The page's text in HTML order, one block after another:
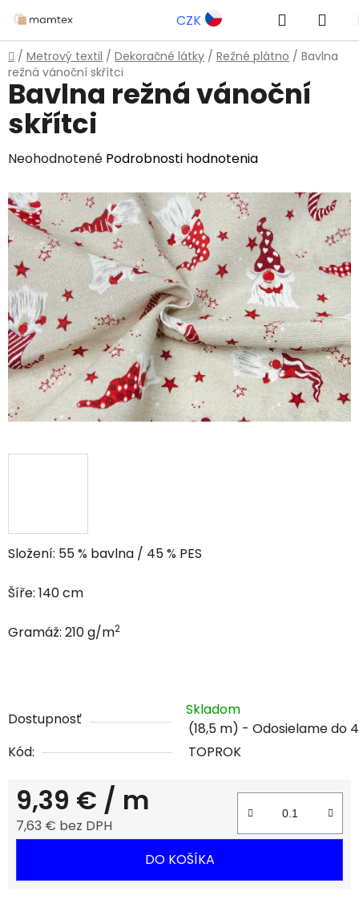
na
obsah
CZK Hľadať
Domov
/ Metrový textil / Dekoračné látky / Režné plátno / Bavlna
režná vánoční skřítci
Složení: 55 % bavlna / 45 % PES
Šíře: 140 cm
Gramáž: 210 g/m2
Dostupnosť
Skladom
(18,5 m)
Kód:
TOPROK
9,39 € / m
7,63 € bez DPH
DO KOŠÍKA
Bavlna režná vánoční
skřítci
Priemerné
produktu
je
0,0
z
5
hviezdičiek.
Neohodnotené Podrobnosti hodnotenia